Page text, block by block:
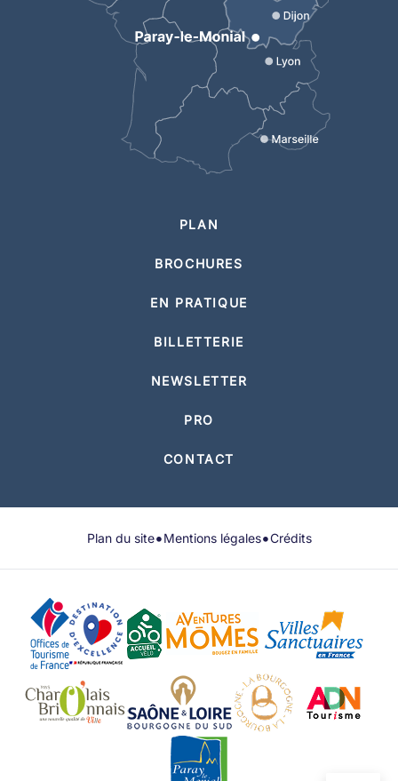
PLAN
BROCHURES
EN PRATIQUE
BILLETTERIE
NEWSLETTER
PRO
CONTACT
Plan du site•Mentions légales•Crédits